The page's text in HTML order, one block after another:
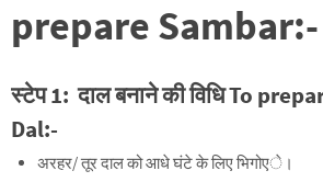
prepare Sambar:-
स्टेप1: दालबनाने की विधि To
Dal:-
अरहर/ तूर दाल को आधे घंटे के लिए भिगोएे।